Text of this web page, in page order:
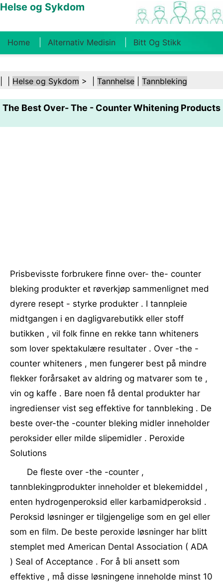
Helse og Sykdom
Home Alternativ Medisin Bitt Og Stikk
Kosthold Og Ernæring Familiehelse
Helsebransjen Psykisk Helse Folkehelse Og
Sikkerhet Kirurgi Og Prosedyrer Helse
Helse og Sykdom > | Tannhelse Tannbleking
The Best Over- The - Counter Whitening Products
Prisbevisste forbrukere finne over- the- counter
bleking produkter et røverkjøp sammenlignet med
dyrere resept - styrke produkter . I tannpleie
midtgangen i en dagligvarebutikk eller stoff
butikken , vil folk finne en rekke tann whiteners
som lover spektakulære resultater . Over -the -
counter whiteners , men fungerer best på mindre
flekker forårsaket av aldring og matvarer som te ,
vin og kaffe . Bare noen få dental produkter har
ingredienser vist seg effektive for tannbleking . De
beste over-the -counter bleking midler inneholder
peroksider eller milde slipemidler . Peroxide
Solutions
De fleste over -the -counter ,
tannblekingprodukter inneholder et blekemiddel ,
enten hydrogenperoksid eller karbamidperoksid .
Peroksid løsninger er tilgjengelige som en gel eller
som en film. De beste peroxide løsninger har blitt
stemplet med American Dental Association ( ADA
) Seal of Acceptance . For å bli ansett som
effektive , må disse løsningene inneholde minst 10